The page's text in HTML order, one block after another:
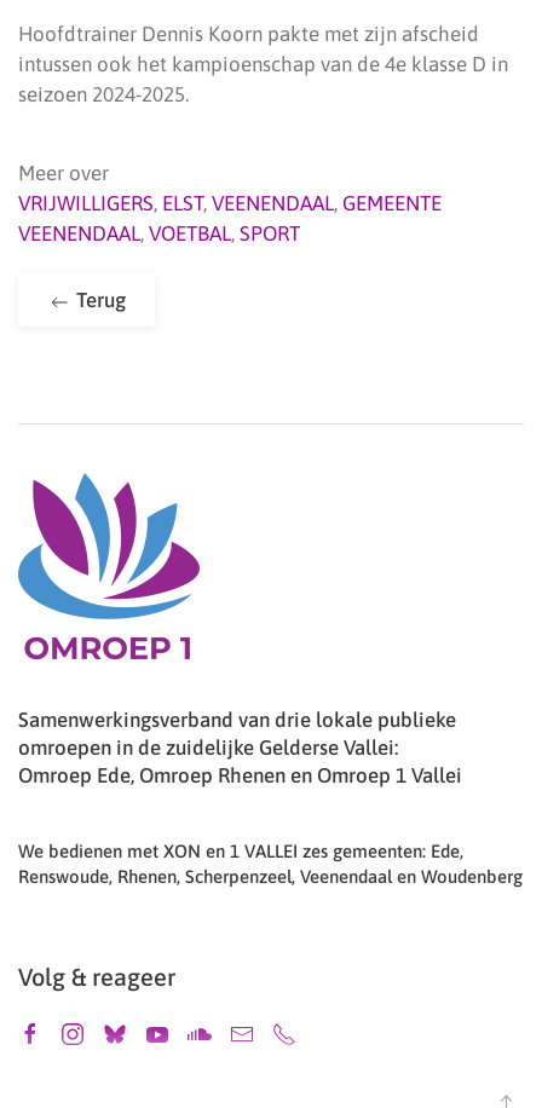
Hoofdtrainer Dennis Koorn pakte met zijn afscheid
intussen ook het kampioenschap van de 4e klasse D in
seizoen 2024-2025.
Meer over
VRIJWILLIGERS, ELST, VEENENDAAL, GEMEENTE
VEENENDAAL, VOETBAL, SPORT
Terug
Samenwerkingsverband van drie lokale publieke
omroepen in de zuidelijke Gelderse Vallei:
Omroep Ede, Omroep Rhenen en Omroep 1 Vallei
We bedienen met XON en 1 VALLEI zes gemeenten: Ede,
Renswoude, Rhenen, Scherpenzeel, Veenendaal en Woudenberg
Volg & reageer